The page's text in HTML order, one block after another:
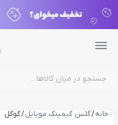
خانه/گلس گیمینگ موبایل/ گوگل